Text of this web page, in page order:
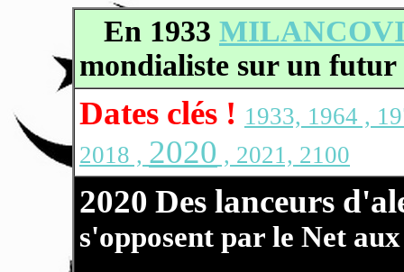
En 1933
mondialiste sur un
Dates clés ! 1933, 1964 ,
2018 , 2020 , 2021, 2100
2020 Des lanceurs
s'opposent par le Net